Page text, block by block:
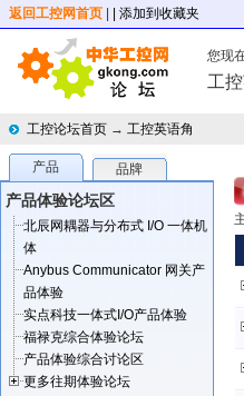
返回工控网首页 | 添加到收藏夹
您现
工
工控论坛首页 → 工控英语角
产品 品牌
产品体验论坛区
北辰网耦器与分布式 I/O 一体机
体
Anybus Communicator 网关产
品体验
实点科技一体式I/O产品体验
福禄克综合体验论坛
产品体验综合讨论区
更多往期体验论坛